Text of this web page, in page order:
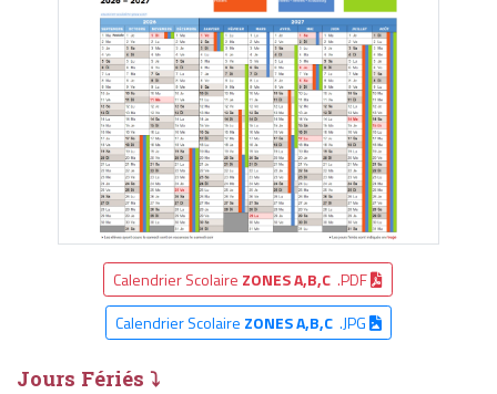
Calendrier Scolaire ZONES A,B,C .PDF
Calendrier Scolaire ZONES A,B,C.JPG
Jours Fériés ⤵